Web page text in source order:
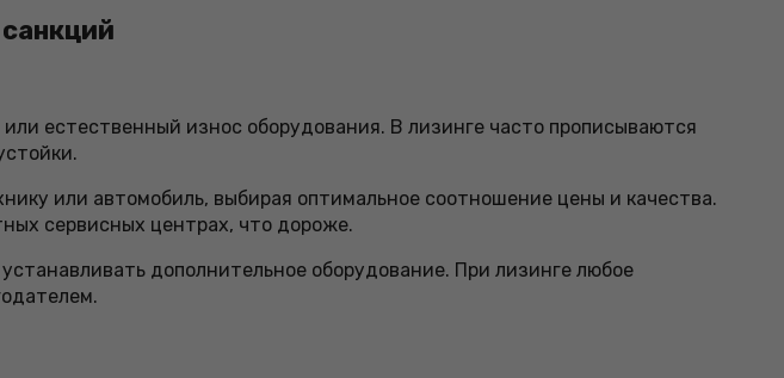
естественный износ оборудования. В лизинге часто прописываются
или автомобиль, выбирая оптимальное соотношение цены и качества.
сервисных центрах, что дороже.
дополнительное оборудование. При лизинге любое